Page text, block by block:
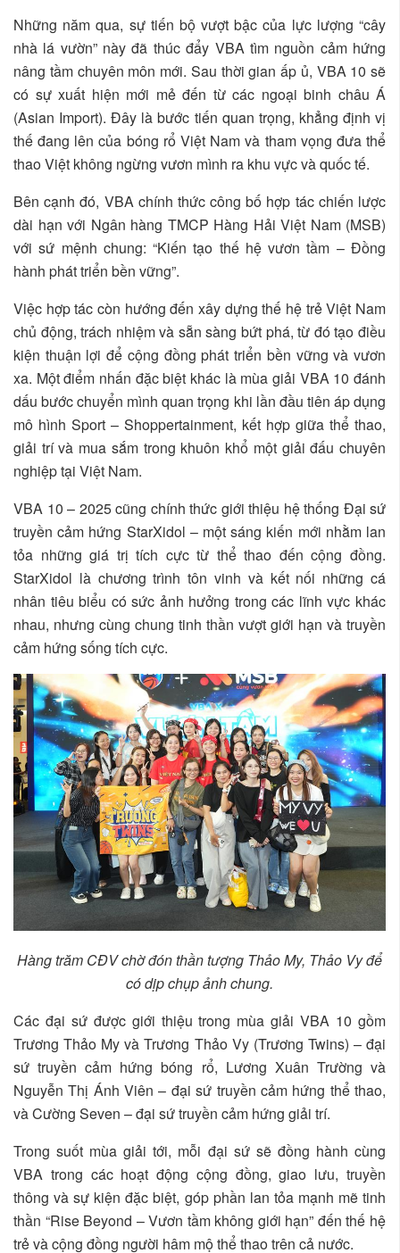
Những năm qua, sự tiến bộ vượt bậc của lực lượng “cây
nhà lá vườn” này đã thúc đẩy VBA tìm nguồn cảm hứng
nâng tầm chuyên môn mới. Sau thời gian ấp ủ, VBA 10 sẽ
có sự xuất hiện mới mẻ đến từ các ngoại binh châu Á
(Asian Import). Đây là bước tiến quan trọng, khẳng định vị
thế đang lên của bóng rổ Việt Nam và tham vọng đưa thể
thao Việt không ngừng vươn mình ra khu vực và quốc tế.
Bên cạnh đó, VBA chính thức công bố hợp tác chiến lược
dài hạn với Ngân hàng TMCP Hàng Hải Việt Nam (MSB)
với sứ mệnh chung: “Kiến tạo thế hệ vươn tầm – Đồng
hành phát triển bền vững”.
Việc hợp tác còn hướng đến xây dựng thế hệ trẻ Việt Nam
chủ động, trách nhiệm và sẵn sàng bứt phá, từ đó tạo điều
kiện thuận lợi để cộng đồng phát triển bền vững và vươn
xa. Một điểm nhấn đặc biệt khác là mùa giải VBA 10 đánh
dấu bước chuyển mình quan trọng khi lần đầu tiên áp dụng
mô hình Sport – Shoppertainment, kết hợp giữa thể thao,
giải trí và mua sắm trong khuôn khổ một giải đấu chuyên
nghiệp tại Việt Nam.
VBA 10 – 2025 cũng chính thức giới thiệu hệ thống Đại sứ
truyền cảm hứng StarXidol – một sáng kiến mới nhằm lan
tỏa những giá trị tích cực từ thể thao đến cộng đồng.
StarXidol là chương trình tôn vinh và kết nối những cá
nhân tiêu biểu có sức ảnh hưởng trong các lĩnh vực khác
nhau, nhưng cùng chung tinh thần vượt giới hạn và truyền
cảm hứng sống tích cực.
Hàng trăm CĐV chờ đón thần tượng Thảo My, Thảo Vy để
có dịp chụp ảnh chung.
Các đại sứ được giới thiệu trong mùa giải VBA 10 gồm
Trương Thảo My và Trương Thảo Vy (Trương Twins) – đại
sứ truyền cảm hứng bóng rổ, Lương Xuân Trường và
Nguyễn Thị Ánh Viên – đại sứ truyền cảm hứng thể thao,
và Cường Seven – đại sứ truyền cảm hứng giải trí.
Trong suốt mùa giải tới, mỗi đại sứ sẽ đồng hành cùng
VBA trong các hoạt động cộng đồng, giao lưu, truyền
thông và sự kiện đặc biệt, góp phần lan tỏa mạnh mẽ tinh
thần “Rise Beyond – Vươn tầm không giới hạn” đến thế hệ
trẻ và cộng đồng người hâm mộ thể thao trên cả nước.